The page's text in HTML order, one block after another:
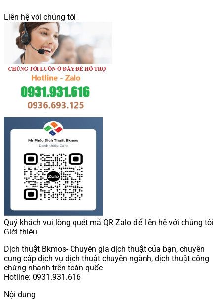
Liên hệ với chúng tôi
Quý khách vui lòng quét mã QR Zalo để liên hệ với chúng tôi
Giới thiệu
Dịch thuật Bkmos- Chuyên gia dịch thuật của bạn, chuyên
cung cấp dịch vụ dịch thuật chuyên ngành, dịch thuật công
chứng nhanh trên toàn quốc
Hotline: 0931.931.616
Nội dung